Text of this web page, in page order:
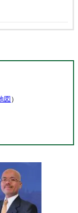
図）